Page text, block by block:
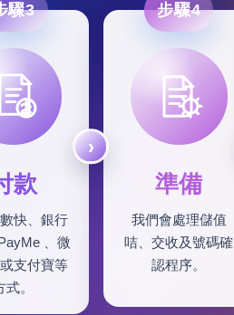
驟3
款
快、銀行
、微
支付寶等
式。
步驟4
準備
我們會處理儲值
咭、交收及號碼確
認程序。